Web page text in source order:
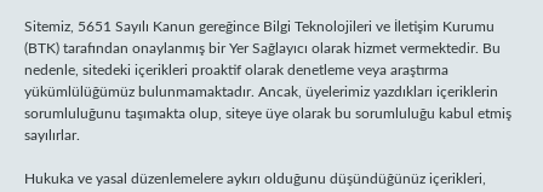
Sitemiz, 5651 Sayılı Kanun gereğince Bilgi Teknolojileri ve İletişim Kurumu
(BTK) tarafından onaylanmış bir Yer Sağlayıcı olarak hizmet vermektedir. Bu
nedenle, sitedeki içerikleri proaktif olarak denetleme veya araştırma
yükümlülüğümüz bulunmamaktadır. Ancak, üyelerimiz yazdıkları içeriklerin
sorumluluğunu taşımakta olup, siteye üye olarak bu sorumluluğu kabul etmiş
sayılırlar.
Hukuka ve yasal düzenlemelere aykırı olduğunu düşündüğünüz içerikleri,